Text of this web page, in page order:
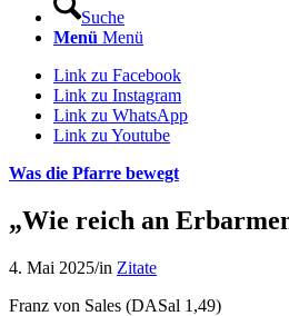
Suche
Menü Menü
Link zu Facebook
Link zu Instagram
Link zu WhatsApp
Link zu Youtube
Was die Pfarre bewegt
„Wie reich an
4. Mai 2025/in Zitate
Franz von Sales (DASal 1,49)